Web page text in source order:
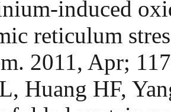
induced
reticulum
2011, Apr;
Huang HF,